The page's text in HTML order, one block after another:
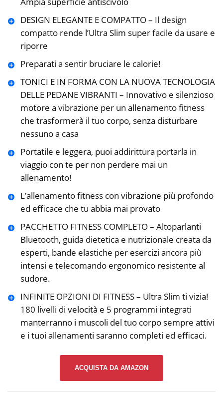
DESIGN ELEGANTE E COMPATTO – Il design
compatto rende l’Ultra Slim super facile da usare e
riporre
Preparati a sentir bruciare le calorie!
TONICI E IN FORMA CON LA NUOVA TECNOLOGIA
DELLE PEDANE VIBRANTI – Innovativo e silenzioso
motore a vibrazione per un allenamento fitness
che trasformerà il tuo corpo, senza disturbare
nessuno a casa
Portatile e leggera, puoi addirittura portarla in
viaggio con te per non perdere mai un
allenamento!
L’allenamento fitness con vibrazione più profondo
ed efficace che tu abbia mai provato
PACCHETTO FITNESS COMPLETO – Altoparlanti
Bluetooth, guida dietetica e nutrizionale creata da
esperti, bande elastiche per esercizi ancora più
intensi e telecomando ergonomico resistente al
sudore.
INFINITE OPZIONI DI FITNESS – Ultra Slim ti vizia!
180 livelli di velocità e 5 programmi integrati
manterranno i muscoli del tuo corpo sempre attivi
e i tuoi allenamenti saranno completi ed efficaci.
ACQUISTA DA AMAZON